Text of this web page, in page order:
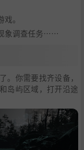
。
象调查任务……
。你需要找齐设备，
岛屿区域，打开沿途